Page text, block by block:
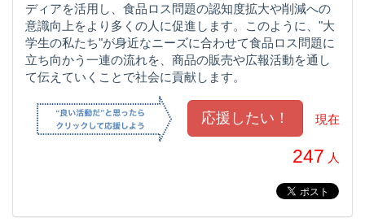
ディアを活用し、食品ロス問題の認知度拡大や削減への
意識向上をより多くの人に促進します。このように、"大
学生の私たち"が身近なニーズに合わせて食品ロス問題に
立ち向かう一連の流れを、商品の販売や広報活動を通し
て伝えていくことで社会に貢献します。
現在
247 人